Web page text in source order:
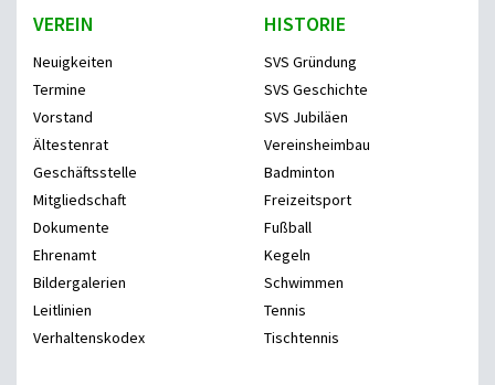
VEREIN
Neuigkeiten
Termine
Vorstand
Ältestenrat
Geschäftsstelle
Mitgliedschaft
Dokumente
Ehrenamt
Bildergalerien
Leitlinien
Verhaltenskodex
HISTORIE
SVS Gründung
SVS Geschichte
SVS Jubiläen
Vereinsheimbau
Badminton
Freizeitsport
Fußball
Kegeln
Schwimmen
Tennis
Tischtennis